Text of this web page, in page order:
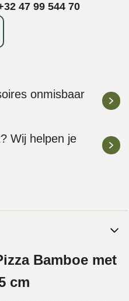
47 99 544 70
onmisbaar
Wij helpen je
Bamboe met
cm